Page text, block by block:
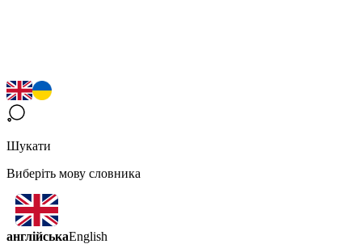
Шукати
Виберіть мову словника
англійськаEnglish